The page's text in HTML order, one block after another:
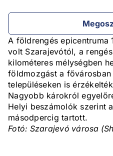
A földrengés epicentruma
volt Szarajevótól, a
kilométeres mélységben
földmozgást a fővárosban
településeken is
Nagyobb károkról
Helyi beszámolók szerint
másodpercig tartott.
Fotó: Szarajevó városa